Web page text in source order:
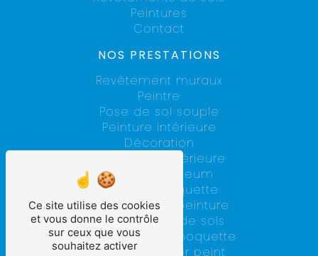
Contact
Peintures
NOS PRESTATIONS
Pose de linoleum
Revêtement muraux
Peintre
Peinture intérieure
Décoration
Rénovation intérieure
Pose de sol souple
Pose de moquette
Entreprise de peinture
Revêtements de sols
Pose de dalle moquette
Pose de papier peint
Ce site utilise des cookies
et vous donne le contrôle
sur ceux que vous
souhaitez activer